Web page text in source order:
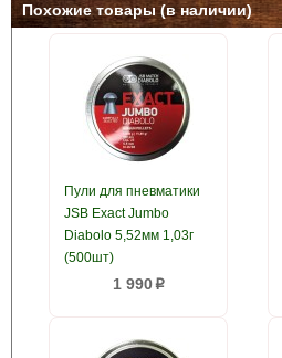
Похожие товары (в наличии)
Пули для пневматики
JSB Exact Jumbo
Diabolo 5,52мм 1,03г
(500шт)
1 990p